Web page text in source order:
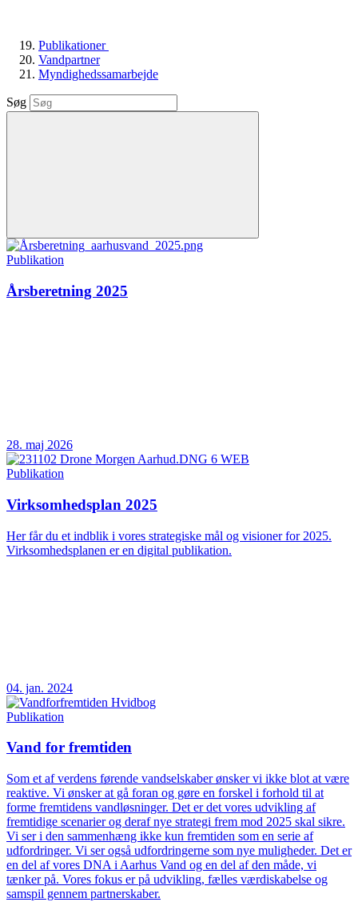
Publikationer
Vandpartner
Myndighedssamarbejde
Søg
Publikation
Årsberetning 2025
28. maj 2026
Publikation
Virksomhedsplan 2025
Her får du et indblik i vores strategiske mål og visioner for 2025.
Virksomhedsplanen er en digital publikation.
04. jan. 2024
Publikation
Vand for fremtiden
Som et af verdens førende vandselskaber ønsker vi ikke blot at være
reaktive. Vi ønsker at gå foran og gøre en forskel i forhold til at
forme fremtidens vandløsninger. Det er det vores udvikling af
fremtidige scenarier og deraf nye strategi frem mod 2025 skal sikre.
Vi ser i den sammenhæng ikke kun fremtiden som en serie af
udfordringer. Vi ser også udfordringerne som nye muligheder. Det er
en del af vores DNA i Aarhus Vand og en del af den måde, vi
tænker på. Vores fokus er på udvikling, fælles værdiskabelse og
samspil gennem partnerskaber.